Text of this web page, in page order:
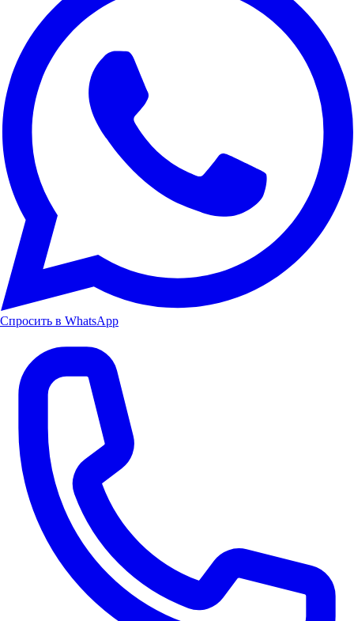
Спросить в WhatsApp